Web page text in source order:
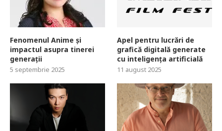
Fenomenul Anime și
impactul asupra tinerei
generații
5 septembrie 2025
Apel pentru lucrări de
grafică digitală generate
cu inteligența artificială
11 august 2025